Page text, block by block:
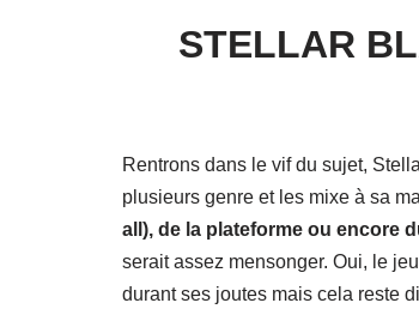
STELLAR
Rentrons dans le vif du sujet,
plusieurs genre et les mixe à sa
all), de la plateforme ou encore
serait assez mensonger. Oui, le
durant ses joutes mais cela reste